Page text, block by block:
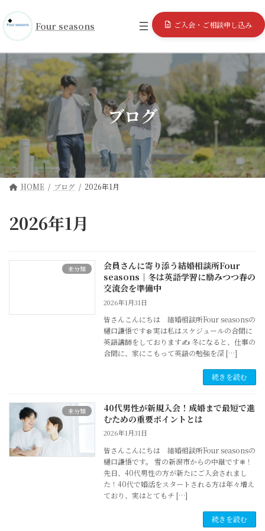
ン
テ
ツ
へ
ス
キ
ッ
プ
ビ
ゲ
シ
ョ
ン
に
移
動
Four seasons ご入会・ご相談申し込み
ブログ
HOME ブログ 2026年1月
2026年1月
未分類
会員さんに寄り添う結婚相談所Four
seasons｜冬は英語学習に励みつつ春の
交流会を準備中
2026年1月31日
皆さんこんにちは 結婚相談所Four seasonsの
樋口謙悟です❄️ 実は私はスケジュールの合間に
英語講師をしております✍ 冬になると、仕事の
合間に、家にこもって英語の勉強を深 […]
続きを読む
未分類
40代男性が新規入会！成婚まで最短で進
むための重要ポイントとは
2026年1月31日
皆さんこんにちは 結婚相談所Four seasonsの
樋口謙悟です。 雪の新潟市からの中継です❄！
先日、40代男性の方が新たにご入会されまし
た！40代で婚活をスタートされる方は年々増え
ており、実はとてもチ […]
続きを読む